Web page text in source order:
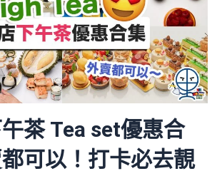
午茶 Tea set優惠合
可以！打卡必去靚